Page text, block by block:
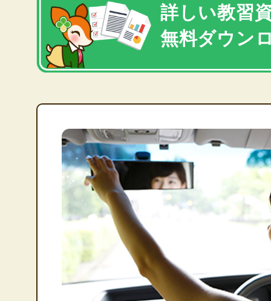
詳しい教習
無料ダウン